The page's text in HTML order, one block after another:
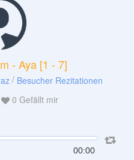
- Aya [1 - 7]
/ Besucher Rezitationen
0 Gefällt mir
00:00